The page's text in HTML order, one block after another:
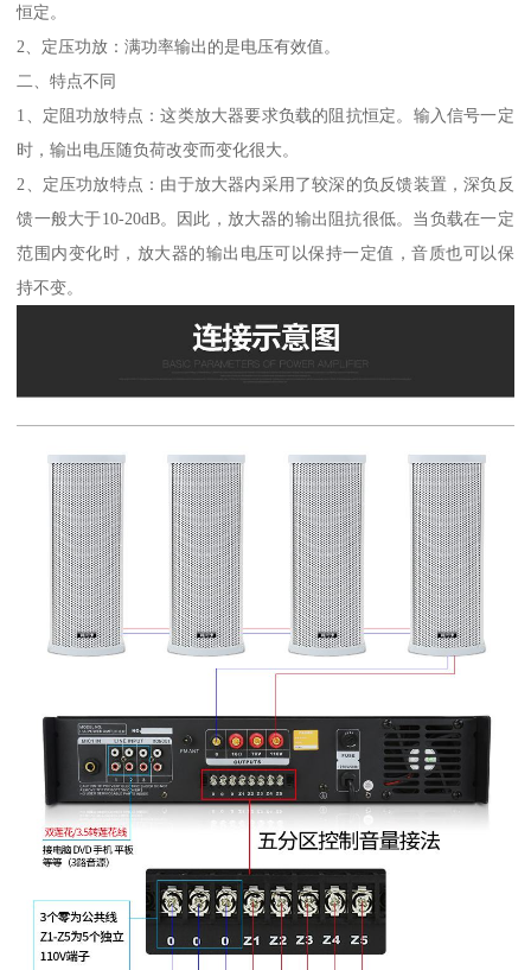
恒定。
2、定压功放：满功率输出的是电压有效值。
二、特点不同
1、定阻功放特点：这类放大器要求负载的阻抗恒定。输入信号一定
时，输出电压随负荷改变而变化很大。
2、定压功放特点：由于放大器内采用了较深的负反馈装置，深负反
馈一般大于10-20dB。因此，放大器的输出阻抗很低。当负载在一定
范围内变化时，放大器的输出电压可以保持一定值，音质也可以保
持不变。